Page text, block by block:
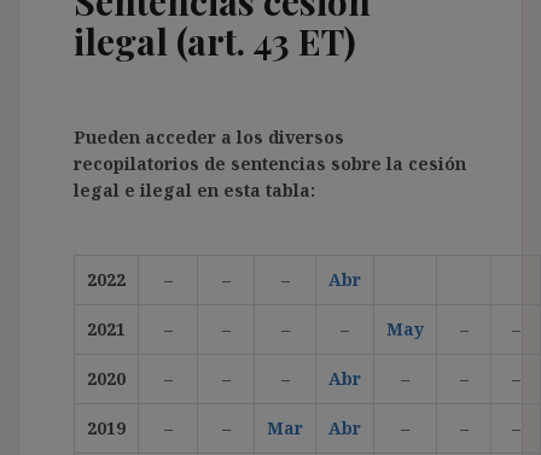
ilegal (art. 43 ET)
Pueden acceder a los diversos
recopilatorios de sentencias sobre la cesión
legal e ilegal en esta tabla:
2022 – – – Abr
2021 – – – – May – –
2020 – – – Abr – – –
2019 – – Mar Abr – – –